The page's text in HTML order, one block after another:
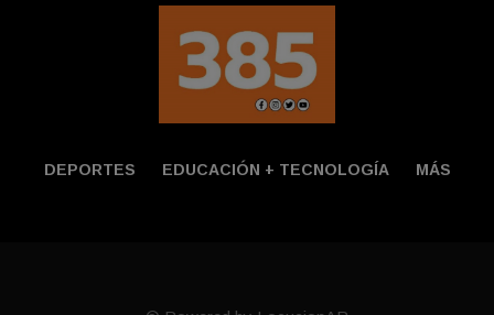
DEPORTES EDUCACIÓN + TECNOLOGÍ­A MÁS